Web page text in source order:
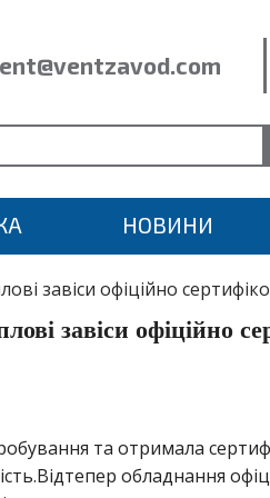
nt@ventzavod.com
НОВИНИ
завіси офіційно
завіси офіційно
та отримала
обладнання